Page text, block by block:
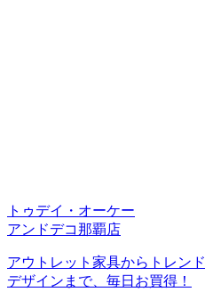
トゥデイ・オーケー
アンドデコ那覇店
アウトレット家具からトレンド
デザインまで、毎日お買得！